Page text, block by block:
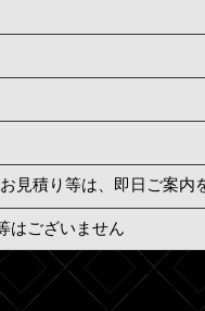
見積り等は、即日ご案内
はございません